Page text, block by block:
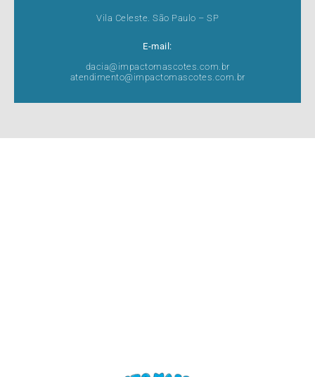
Vila Celeste. São Paulo – SP
E-mail:
dacia@impactomascotes.com.br
atendimento@impactomascotes.com.br